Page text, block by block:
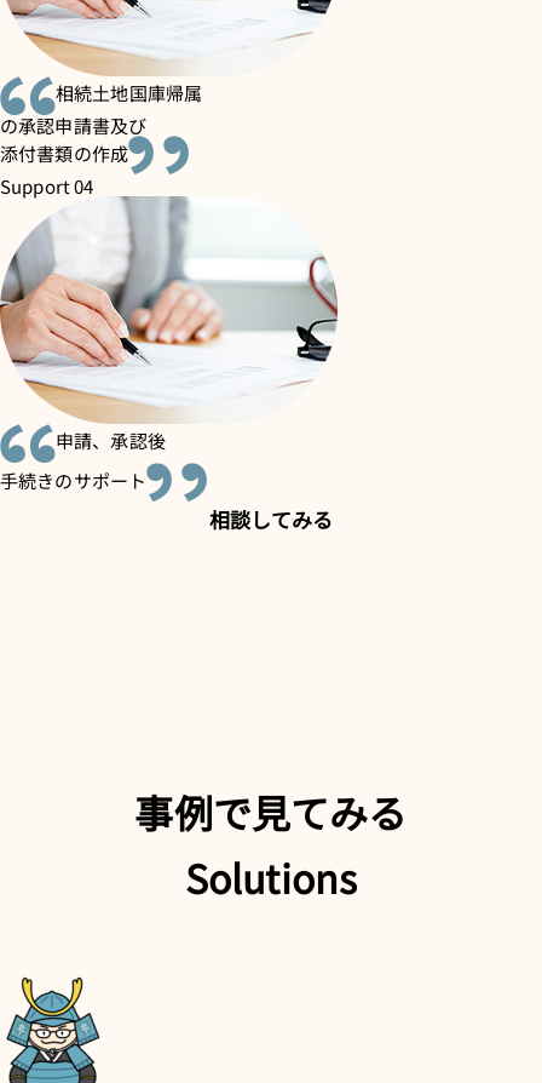
相続土地国庫帰属
の承認申請書及び
添付書類の作成
Support 04
申請、承認後
手続きのサポート
相談してみる
事例で見てみる
Solutions